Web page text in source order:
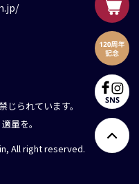
られています。
量を。
All right reserved.